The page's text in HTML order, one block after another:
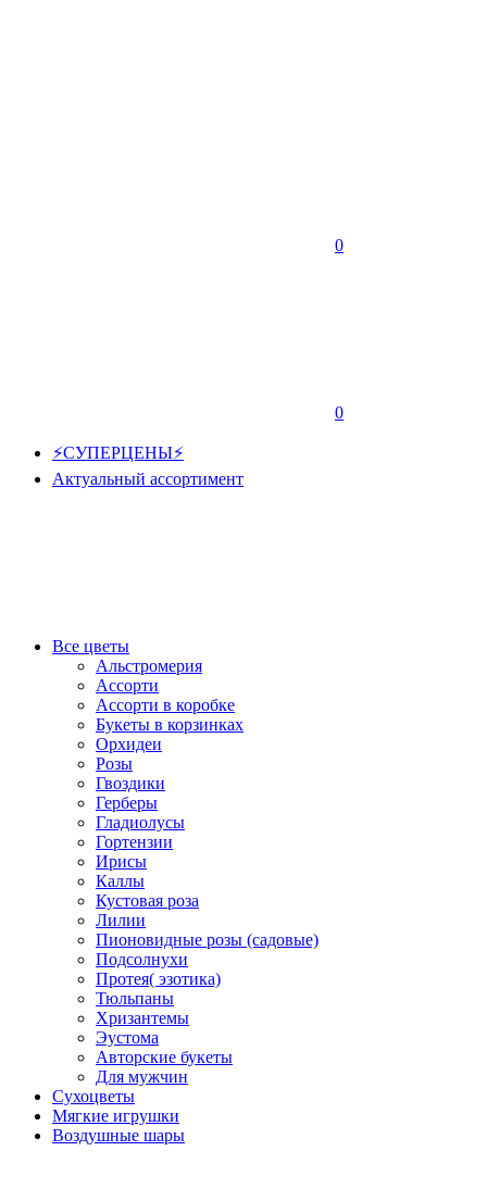
0
0
⚡СУПЕРЦЕНЫ⚡
Актуальный ассортимент
Все цветы
Альстромерия
Ассорти
Ассорти в коробке
Букеты в корзинках
Орхидеи
Розы
Гвоздики
Герберы
Гладиолусы
Гортензии
Ирисы
Каллы
Кустовая роза
Лилии
Пионовидные розы (садовые)
Подсолнухи
Протея( эзотика)
Тюльпаны
Хризантемы
Эустома
Авторские букеты
Для мужчин
Сухоцветы
Мягкие игрушки
Воздушные шары